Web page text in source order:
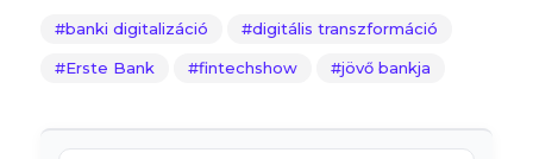
banki digitalizáció digitális transzformáció
Erste Bank fintechshow jövő bankja